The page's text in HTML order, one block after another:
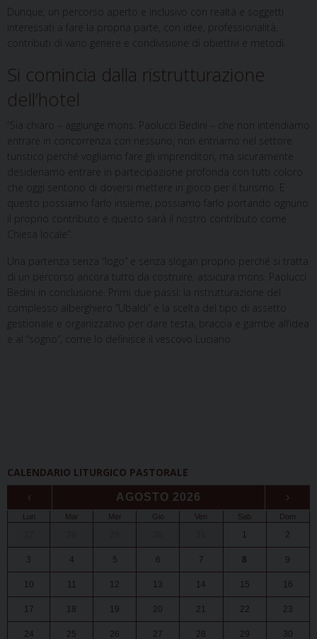
Dunque, un percorso aperto e inclusivo con realtà e soggetti
interessati a fare la propria parte, con idee, professionalità,
contributi di vario genere e condivisione di obiettivi e metodi.
Si comincia dalla ristrutturazione
dell’hotel
“Sia chiaro – aggiunge mons. Paolucci Bedini – che non intendiamo
entrare in concorrenza con nessuno, non entriamo nel settore
turistico perché vogliamo fare gli imprenditori, ma sicuramente
desideriamo entrare in partecipazione profonda con tutti coloro
che oggi sentono di doversi mettere in gioco per il turismo. E
questo possiamo farlo insieme, possiamo farlo portando ognuno
il proprio contributo e questo sarà il nostro contributo come
Chiesa locale”.
Una partenza senza “logo” e senza slogan proprio perché si tratta
di un percorso ancora tutto da costruire, assicura mons. Paolucci
Bedini in conclusione. Primi due passi: la ristrutturazione del
complesso alberghiero “Ubaldi” e la scelta del tipo di assetto
gestionale e organizzativo per dare testa, braccia e gambe all’idea
e al “sogno”, come lo definisce il vescovo Luciano.
CALENDARIO LITURGICO PASTORALE
‹ AGOSTO 2026 ›
Lun Mar Mer Gio Ven Sab Dom
1 2
3 4 5 6 7 8 9
10 11 12 13 14 15 16
17 18 19 20 21 22 23
24 25 26 27 28 29 30